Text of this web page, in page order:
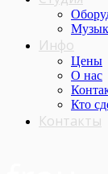
Инфо
Цены
О нас
Кто
Контакты